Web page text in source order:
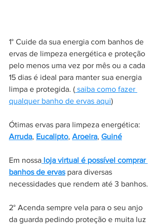
1° Cuide da sua energia com banhos de
ervas de limpeza energética e proteção
pelo menos uma vez por mês ou a cada
15 dias é ideal para manter sua energia
limpa e protegida. ( saiba como fazer
qualquer banho de ervas aqui)
Ótimas ervas para limpeza energética:
Arruda, Eucalipto, Aroeira, Guiné
Em nossa loja virtual é possível comprar
banhos de ervas para diversas
necessidades que rendem até 3 banhos.
2° Acenda sempre vela para o seu anjo
da guarda pedindo proteção e muita luz